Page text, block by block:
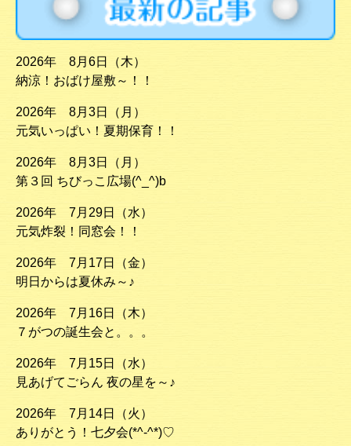
2026年 8月6日（木）
納涼！おばけ屋敷～！！
2026年 8月3日（月）
元気いっぱい！夏期保育！！
2026年 8月3日（月）
第３回 ちびっこ広場(^_^)b
2026年 7月29日（水）
元気炸裂！同窓会！！
2026年 7月17日（金）
明日からは夏休み～♪
2026年 7月16日（木）
７がつの誕生会と。。。
2026年 7月15日（水）
見あげてごらん 夜の星を～♪
2026年 7月14日（火）
ありがとう！七夕会(*^-^*)♡